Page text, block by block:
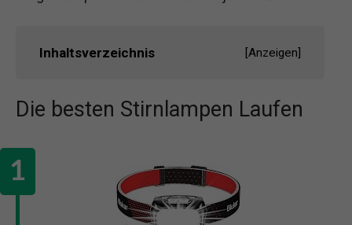
Inhaltsverzeichnis [Anzeigen]
Die besten Stirnlampen Laufen